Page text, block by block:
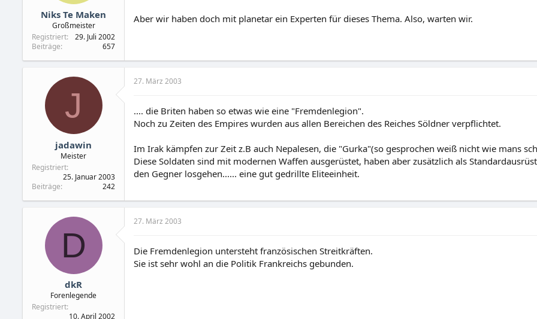
Niks Te Maken
Großmeister
Registriert
29. Juli 2002
Beiträge
657
Aber wir haben doch mit planetar ein Experten für dieses Thema. Also, warten wir.
J
jadawin
Meister
Registriert
25. Januar 2003
Beiträge
242
27. März 2003
.... die Briten haben so etwas wie eine "Fremdenlegion".
Noch zu Zeiten des Empires wurden aus allen Bereichen des Reiches Söldner verpflichtet.
Im Irak kämpfen zur Zeit z.B auch Nepalesen, die "Gurka"(so gesprochen weiß nicht wie mans
Diese Soldaten sind mit modernen Waffen ausgerüstet, haben aber zusätzlich als
den Gegner losgehen...... eine gut gedrillte Eliteeinheit.
D
dkR
Forenlegende
Registriert
10. April 2002
27. März 2003
Die Fremdenlegion untersteht französischen Streitkräften.
Sie ist sehr wohl an die Politik Frankreichs gebunden.